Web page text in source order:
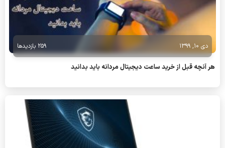
دی 10, 1399 259 بازدیدها
هر آنچه قبل از خرید ساعت دیجیتال مردانه باید بدانید